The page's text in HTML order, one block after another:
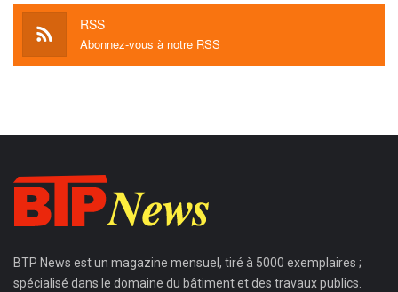
RSS
Abonnez-vous à notre RSS
BTP News est un magazine mensuel, tiré à 5000 exemplaires ;
spécialisé dans le domaine du bâtiment et des travaux publics.